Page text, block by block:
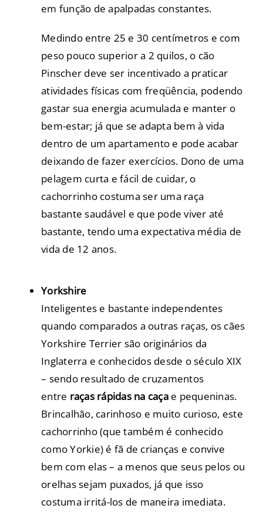
em função de apalpadas constantes.
Medindo entre 25 e 30 centímetros e com
peso pouco superior a 2 quilos, o cão
Pinscher deve ser incentivado a praticar
atividades físicas com freqüência, podendo
gastar sua energia acumulada e manter o
bem-estar; já que se adapta bem à vida
dentro de um apartamento e pode acabar
deixando de fazer exercícios. Dono de uma
pelagem curta e fácil de cuidar, o
cachorrinho costuma ser uma raça
bastante saudável e que pode viver até
bastante, tendo uma expectativa média de
vida de 12 anos.
Yorkshire
Inteligentes e bastante independentes
quando comparados a outras raças, os cães
Yorkshire Terrier são originários da
Inglaterra e conhecidos desde o século XIX
– sendo resultado de cruzamentos
entre raças rápidas na caçae pequeninas.
Brincalhão, carinhoso e muito curioso, este
cachorrinho (que também é conhecido
como Yorkie) é fã de crianças e convive
bem com elas – a menos que seus pelos ou
orelhas sejam puxados, já que isso
costuma irritá-los de maneira imediata.